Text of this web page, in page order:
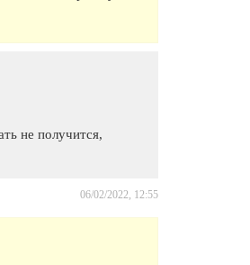
не получится,
06/02/2022, 12:55